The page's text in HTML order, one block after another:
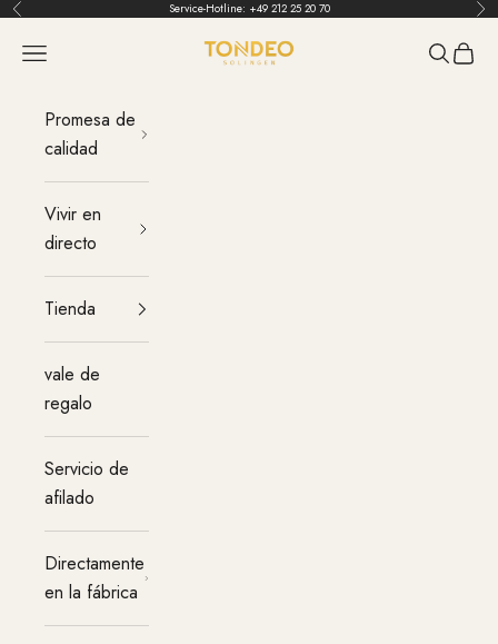
Ir al contenido
Atrás Service-Hotline: +49 212 25 20 70
TONDEO
Menú Buscar
Promesa de
calidad
Vivir en
directo
Tienda
vale de
regalo
Servicio de
afilado
Directamente
en la fábrica